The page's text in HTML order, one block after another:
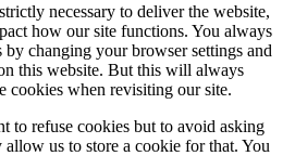
necessary to deliver the website,
how our site functions. You always
changing your browser settings and
this website. But this will always
cookies when revisiting our site.
to refuse cookies but to avoid asking
us to store a cookie for that. You